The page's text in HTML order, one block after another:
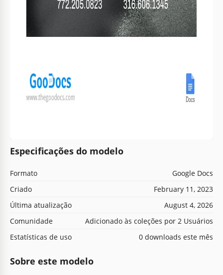
Especificações do modelo
Formato
Google Docs
Criado
February 11, 2023
Última atualização
August 4, 2026
Comunidade
Adicionado às coleções por 2 Usuários
Estatísticas de uso
0 downloads este mês
Sobre este modelo